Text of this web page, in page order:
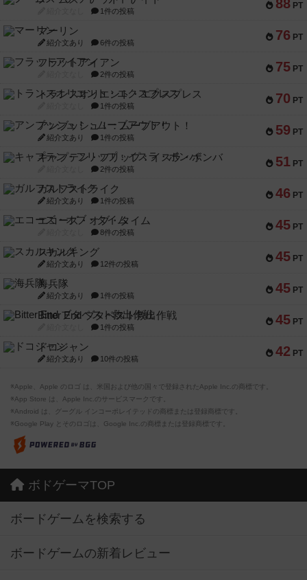
88 PT
1件の投稿
76 PT
マーリン
紹介文あり 6件の投稿
75 PT
フラットアイアン
2件の投稿
70 PT
トランスオリエント・エクスプレス
1件の投稿
59 PT
アンブッシュ！：ムーブアウト！
紹介文あり 1件の投稿
51 PT
キャプテン・フリップ：イスラ・ボンバ
2件の投稿
46 PT
ガルフストライク
紹介文あり 1件の投稿
45 PT
エコーズ・オブ・タイム
8件の投稿
45 PT
スカルキング
紹介文あり 12件の投稿
45 PT
海兵隊
紹介文あり 1件の投稿
45 PT
Bitter End ブタペスト救出作戦
1件の投稿
42 PT
ドコジャン
紹介文あり 10件の投稿
※Apple、Apple のロゴ は、米国および他の国々で登録されたApple Inc.の商標です。
※App Store は、Apple Inc.のサービスマークです。
※Android は、グーグル インコーポレイテッドの商標または登録商標です。
※Google Play とそのロゴは、Google Inc.の商標または登録商標です。
ボドゲーマTOP
ボードゲームを検索する
ボードゲームの新着レビュー